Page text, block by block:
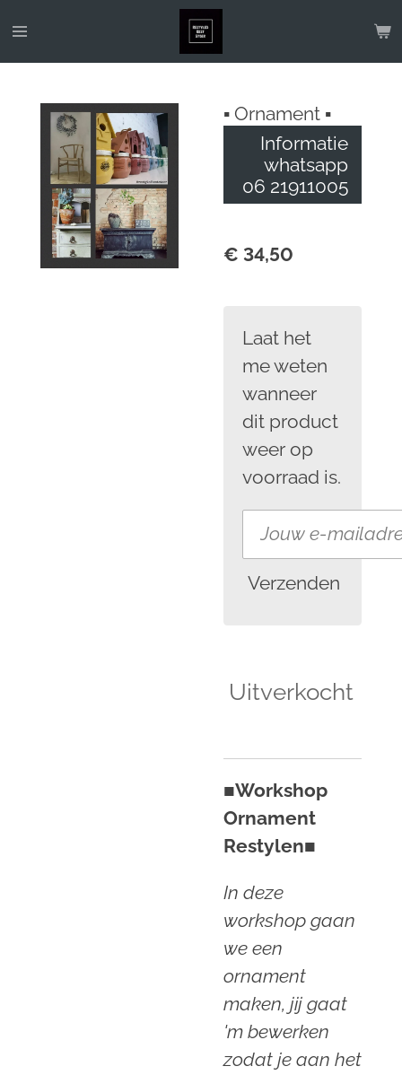
Ga
hoofdinhoud
▪︎ Ornament ▪︎
Informatie
whatsapp
06 21911005
€ 34,50
Laat het
me weten
wanneer
dit product
weer op
voorraad is.
Verzenden
Uitverkocht
■Workshop
Ornament
Restylen■
In deze
workshop gaan
we een
ornament
maken, jij gaat
'm bewerken
zodat je aan het